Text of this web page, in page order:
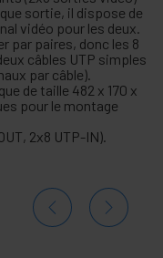
sortie, il dispose de
vidéo pour les deux.
par paires, donc les 8
câbles UTP simples
par câble).
de taille 482 x 170 x
pour le montage
2x8 UTP-IN).